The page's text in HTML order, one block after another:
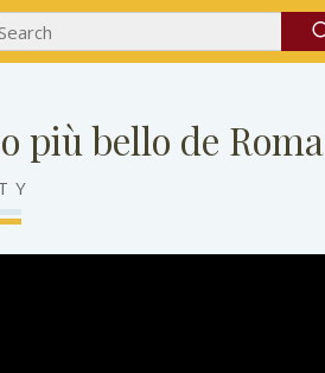
più bello de Roma